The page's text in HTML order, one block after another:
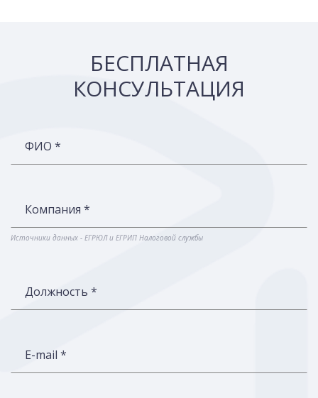
БЕСПЛАТНАЯ
КОНСУЛЬТАЦИЯ
ФИО *
Компания *
Источники данных - ЕГРЮЛ и ЕГРИП Налоговой службы
Должность *
E-mail *